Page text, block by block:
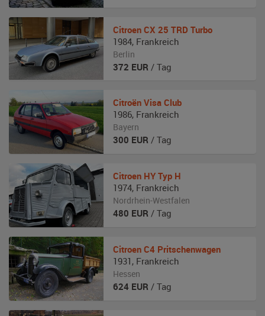
Citroen CX 25 TRD Turbo
1984, Frankreich
Berlin
372 EUR / Tag
Citroën Visa Club
1986, Frankreich
Bayern
300 EUR / Tag
Citroen HY Typ H
1974, Frankreich
Nordrhein-Westfalen
480 EUR / Tag
Citroen C4 Pritschenwagen
1931 , Frankreich
Hessen
624 EUR / Tag